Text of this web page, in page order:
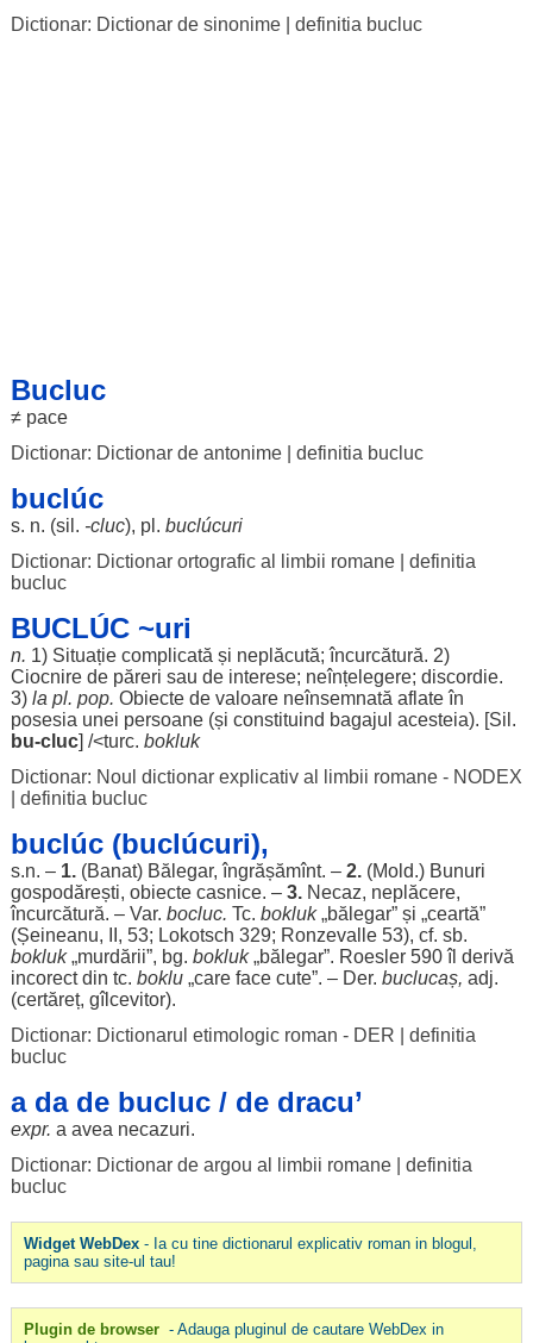
Dictionar: Dictionar de sinonime| definitia bucluc
Bucluc
≠ pace
Dictionar: Dictionar de antonime| definitia bucluc
buclúc
s. n. (sil . -cluc), pl. buclúcuri
Dictionar: Dictionar ortografic al limbii romane| definitia
bucluc
BUCLÚC ~uri
n. 1) Situație complicată și neplăcută;încurcătură. 2)
Ciocnirede păreri sau de interese; neînțelegere; discordie.
3) la pl. pop. Obiectede valoare neînsemnată aflateîn
posesia unei persoane(și constituind bagajul acesteia). [Sil .
bu-cluc] /<turc. bokluk
Dictionar: Noul dictionar explicativ al limbii romane - NODEX
definitia bucluc
buclúc (buclúcuri),
s.n. – 1.(Banat) Bălegar, îngrășămînt. – 2.(Mold.) Bunuri
gospodărești, obiecte casnice. – 3. Necaz, neplăcere,
încurcătură. – Var. bocluc. Tc. bokluk„bălegar” și „ceartă”
(Șeineanu, II, 53; Lokotsch 329; Ronzevalle 53), cf. sb.
bokluk„murdării”, bg. bokluk„bălegar”. Roesler 590îl derivă
incorectdin tc. boklu„care face cute”. – Der. buclucaș, adj.
(certăreț, gîlcevitor).
Dictionar: Dictionarul etimologic roman - DER
definitia
bucluc
a da de bucluc / de dracu’
expr. a avea necazuri.
Dictionar: Dictionar de argou al limbii romane| definitia
bucluc
Widget WebDex- Ia cu tine dictionarul explicativ roman in blogul,
pagina sau site-ul tau!
Plugin de browser - Adauga pluginul de cautare WebDex in